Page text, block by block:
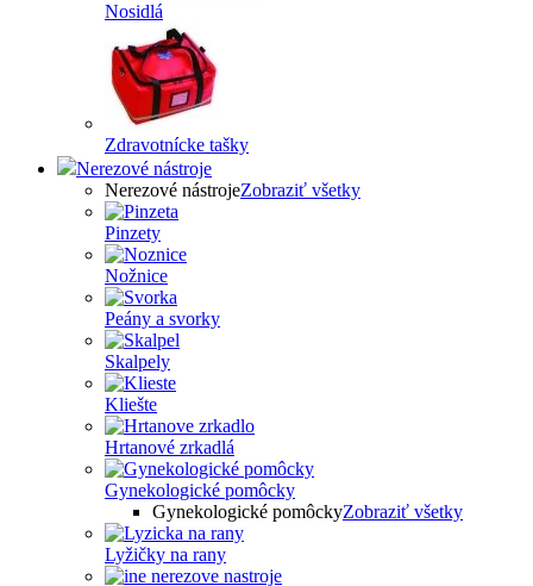
Nosidlá
Zdravotnícke tašky
Nerezové nástroje
Nerezové nástrojeZobraziť všetky
Pinzety
Nožnice
Peány a svorky
Skalpely
Kliešte
Hrtanové zrkadlá
Gynekologické pomôcky
Gynekologické pomôckyZobraziť všetky
Lyžičky na rany